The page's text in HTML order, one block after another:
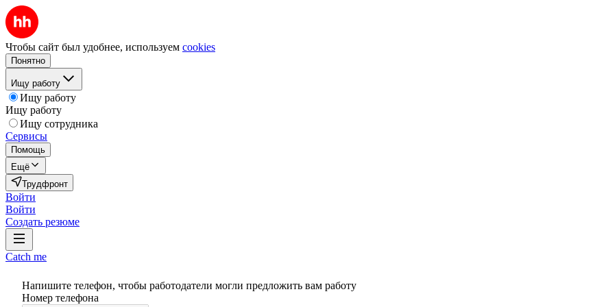
Чтобы сайт был удобнее, используем cookies
Понятно
Ищу работу
Ищу работу
Ищу работу
Ищу сотрудника
Сервисы
Помощь
Ещё
Трудфронт
Войти
Войти
Создать резюме
Catch me
Напишите телефон, чтобы работодатели могли предложить вам работу
Номер телефона